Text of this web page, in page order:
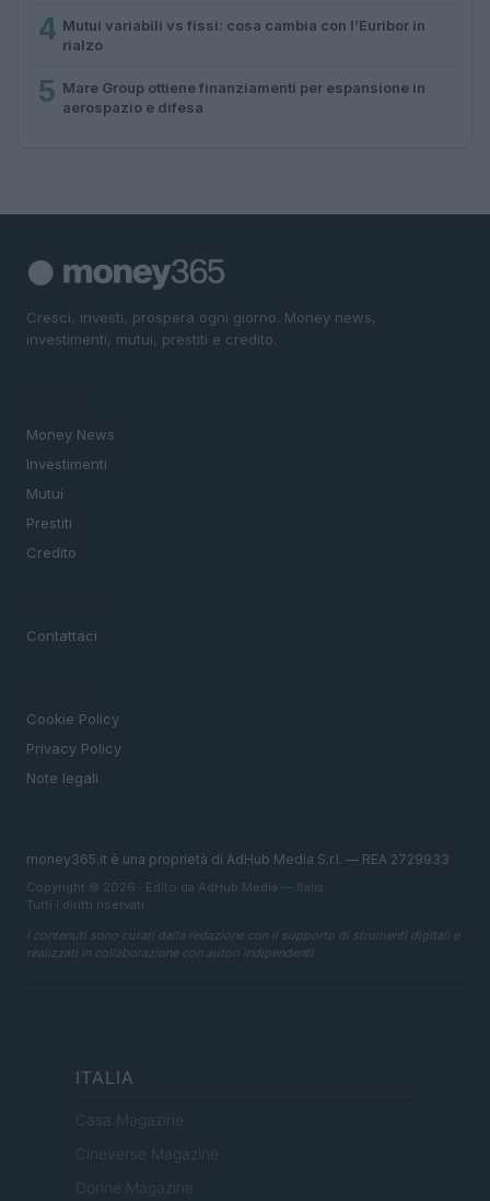
4 Mutui variabili vs fissi: cosa cambia con l’Euribor in
rialzo
5 Mare Group ottiene finanziamenti per espansione in
aerospazio e difesa
Cresci, investi, prospera ogni giorno. Money news,
investimenti, mutui, prestiti e credito.
Money News
Investimenti
Mutui
Prestiti
Credito
Contattaci
Cookie Policy
Privacy Policy
Note legali
money365.it è una proprietà di AdHub Media S.r.l. — REA 2729933
Copyright © 2026 · Edito da AdHub Media — Italia
Tutti i diritti riservati
I contenuti sono curati dalla redazione con il supporto di strumenti digitali e
realizzati in collaborazione con autori indipendenti.
ITALIA
Casa Magazine
Cineverse Magazine
Donne Magazine